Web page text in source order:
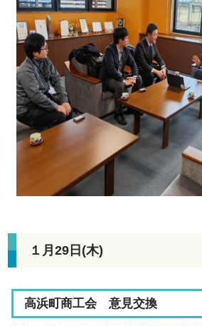
１月29日(木)
高浜町商工会 意見交換